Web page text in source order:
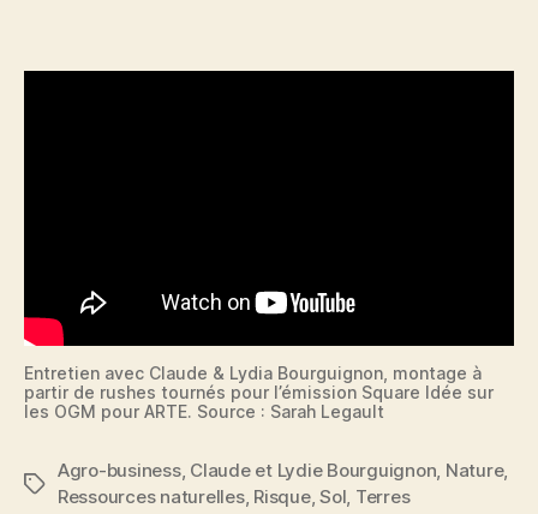
Entretien avec Claude & Lydia Bourguignon, montage à
partir de rushes tournés pour l’émission Square Idée sur
les OGM pour ARTE. Source : Sarah Legault
Étiquettes
Agro-business, Claude et Lydie Bourguignon, Nature,
Ressources naturelles, Risque,Sol, Terres